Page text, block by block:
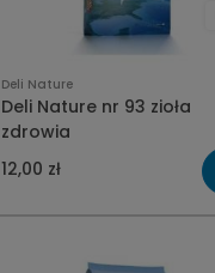
Deli Nature
Deli Nature nr 93 zioła
zdrowia
12,00 zł